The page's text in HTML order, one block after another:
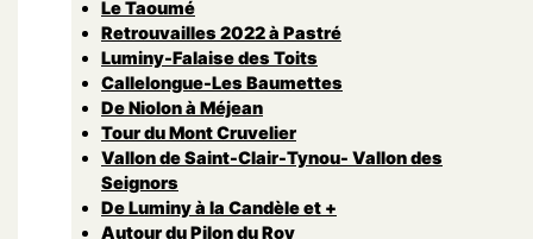
Le Taoumé
Retrouvailles 2022 à Pastré
Luminy-Falaise des Toits
Callelongue-Les Baumettes
De Niolon à Méjean
Tour du Mont Cruvelier
Vallon de Saint-Clair-Tynou- Vallon des
Seignors
De Luminy à la Candèle et +
Autour du Pilon du Roy